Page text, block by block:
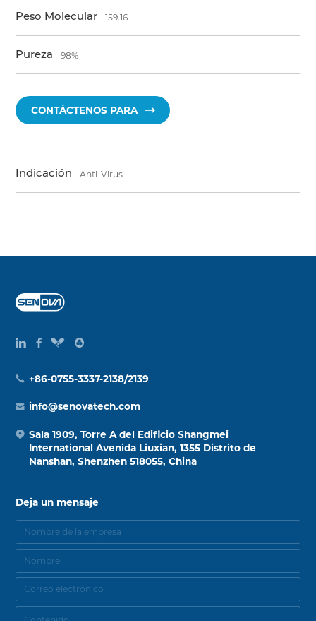
Peso Molecular 159.16
Pureza 98%
CONTÁCTENOS PARA
Indicación Anti-Virus
+86-0755-3337-2138/2139
info@senovatech.com
Sala 1909, Torre A del Edificio Shangmei
International Avenida Liuxian, 1355 Distrito de
Nanshan, Shenzhen 518055, China
Deja un mensaje